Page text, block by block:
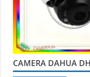
CAMERA DAHUA